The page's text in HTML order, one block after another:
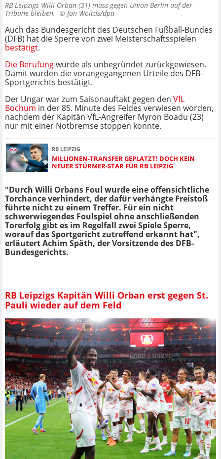
RB Leipzigs Willi Orban (31) muss gegen Union Berlin auf der
Tribüne bleiben. © Jan Woitas/dpa
Auch das Bundesgericht des Deutschen Fußball-Bundes
(DFB) hat die Sperre von zwei Meisterschaftsspielen
bestätigt.
Die Berufungwurde als unbegründet zurückgewiesen.
Damit wurden die vorangegangenen Urteile des DFB-
Sportgerichts bestätigt.
Der Ungar war zum Saisonauftakt gegen den VfL
Bochum in der 85. Minute des Feldes verwiesen worden,
nachdem der Kapitän VfL-Angreifer Myron Boadu (23)
nur mit einer Notbremse stoppen konnte.
RB LEIPZIG
MILLIONEN-TRANSFER GEPLATZT! DOCH KEIN
NEUER STÜRMER-STAR FÜR RB LEIPZIG
"Durch Willi Orbans Foul wurde eine offensichtliche
Torchance verhindert, der dafür verhängte Freistoß
führte nicht zu einem Treffer. Für ein nicht
schwerwiegendes Foulspiel ohne anschließenden
Torerfolg gibt es im Regelfall zwei Spiele Sperre,
worauf das Sportgericht zutreffend erkannt hat",
erläutert Achim Späth, der Vorsitzende des DFB-
Bundesgerichts.
RB Leipzigs Kapitän Willi Orban erst gegen St.
Pauli wieder auf dem Feld